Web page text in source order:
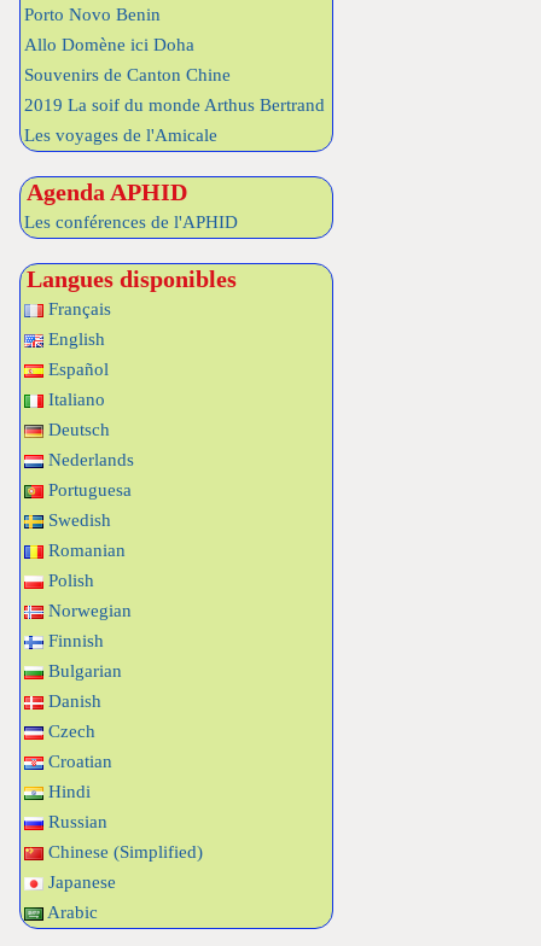
Porto Novo Benin
Allo Domène ici Doha
Souvenirs de Canton Chine
2019 La soif du monde Arthus Bertrand
Les voyages de l'Amicale
Agenda APHID
Les conférences de l'APHID
Langues disponibles
Français
English
Español
Italiano
Deutsch
Nederlands
Portuguesa
Swedish
Romanian
Polish
Norwegian
Finnish
Bulgarian
Danish
Czech
Croatian
Hindi
Russian
Chinese (Simplified)
Japanese
Arabic